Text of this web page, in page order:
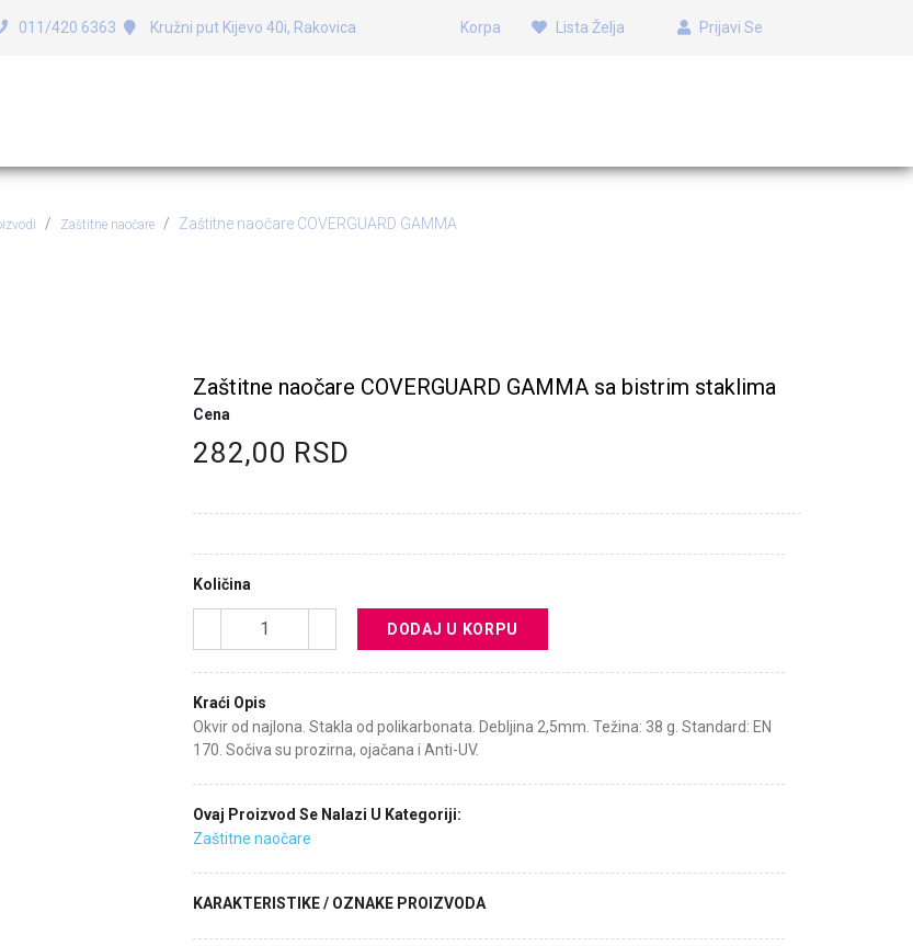
011/420 6363 Kružni put Kijevo 40i, Rakovica Korpa Lista Želja Prijavi Se
Zaštitne naočare Zaštitne naočare COVERGUARD GAMMA
Zaštitne naočare COVERGUARD GAMMA sa bistrim staklima
Cena
282,00 RSD
Količina
DODAJ U KORPU
Kraći Opis
Okvir od najlona. Stakla od polikarbonata. Debljina 2,5mm. Težina: 38 g. Standard: EN
170. Sočiva su prozirna, ojačana i Anti-UV.
Ovaj Proizvod Se Nalazi U Kategoriji:
Zaštitne naočare
KARAKTERISTIKE / OZNAKE PROIZVODA